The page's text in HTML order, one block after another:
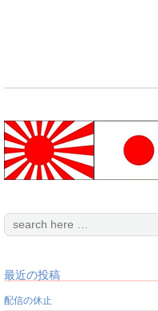
最近の投稿
配信の休止